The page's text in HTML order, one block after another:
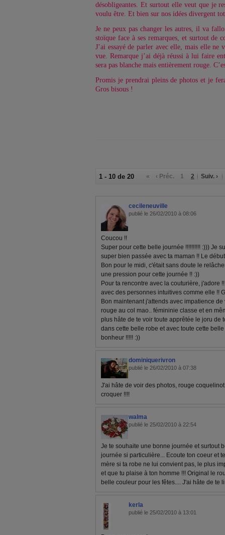
désobligeantes. Et surtout elle veut que je
voulu être. Et bien sur nos idées divergent
Je ne peux pas changer les autres, il va
stoïque face à ses remarques, et surtout de
J’ai essayé de parler avec elle, mais elle ne
vue. Remarque j’ai déjà réussi à lui faire
sera pas blanche mais entièrement rouge.
Promis je prendrai pleins de photos et je
Gros bisous !
1 - 10 de 20 « ‹ Préc. 1 2 Suiv. ›
cecileneuville
publié le 26/02/2010 à 08:06
Coucou !!
Super pour cette belle journée !!!!!!!!!! :))) Je
super bien passée avec ta maman !! Le
Bon pour le midi, c'était sans doute le
une pression pour cette journée !! :))
Pour ta rencontre avec la couturière, j'adore
avec des personnes intuitives comme elle !!
Bon maintenant j'attends avec impatience
rouge au col mao.. fémininie classe et en
plus hâte de te voir toute apprêtée le joru de
dans cette belle robe et avec toute cette
bonheur !!!!! :))
dominiquerivron
publié le 26/02/2010 à 07:38
J'ai hâte de voir des photos, rouge
croquer !!!!
walma
publié le 25/02/2010 à 22:54
Je te souhaite une bonne journée et surtout
journée si particulière... Ecoute ton coeur et
mère si ta robe ne lui convient pas, le plus
et que tu plaise à ton homme !!! Original le
belle couleur pour les fêtes.... J'ai hâte de te
kerla
publié le 25/02/2010 à 13:01